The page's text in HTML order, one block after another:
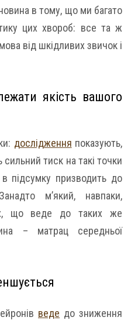
в тому, що ми багато
цих хвороб: все та ж
від шкідливих звичок і
якість вашого
дослідження показують,
тиск на такі точки
підсумку призводить до
м’який, навпаки,
що веде до таких же
– матрац середньої
веде до зниження